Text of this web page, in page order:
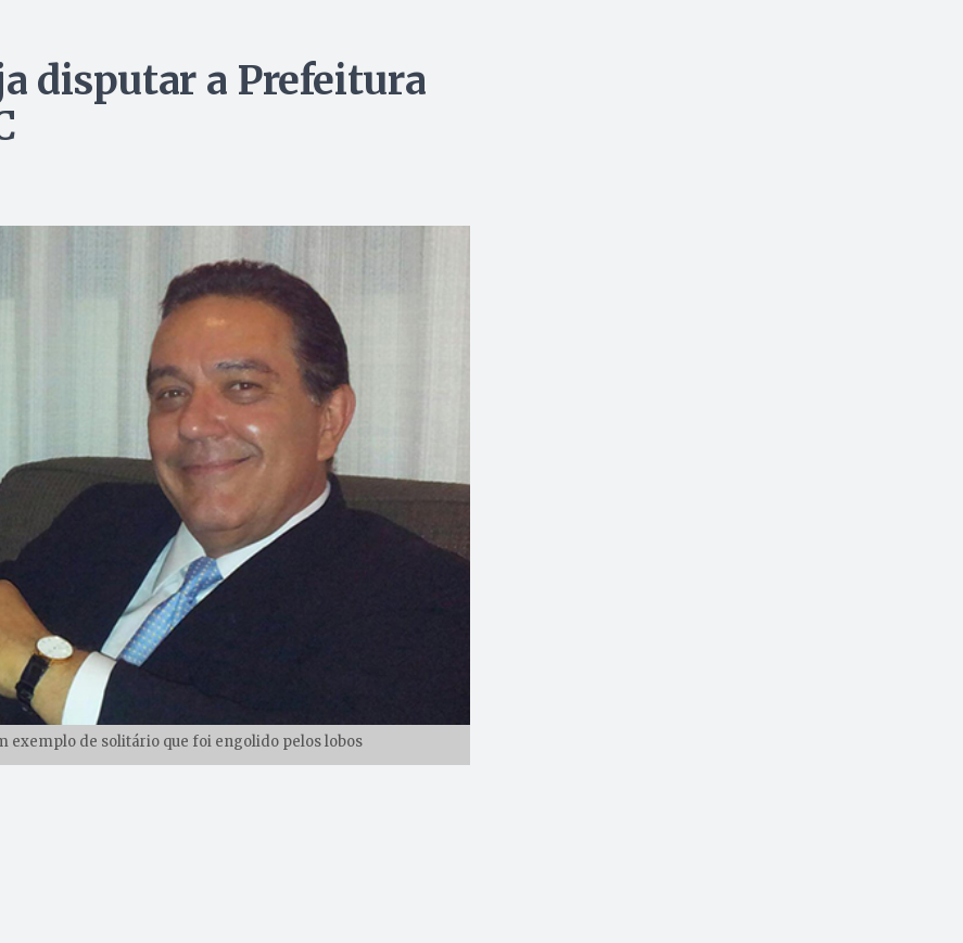
disputar a Prefeitura
exemplo de solitário que foi engolido pelos lobos